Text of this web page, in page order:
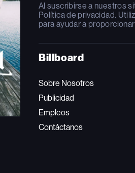
Al suscribirse a nuestros
Política de privacidad.
para ayudar a
Billboard
Sobre Nosotros
Publicidad
Empleos
Contáctanos